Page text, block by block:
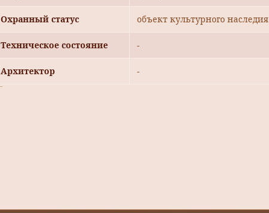
Охранный статус объект культурного наследия
Техническое состояние -
Архитектор -